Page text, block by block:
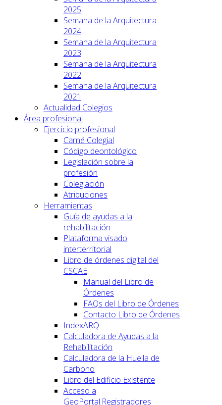
2025
Semana de la Arquitectura
2024
Semana de la Arquitectura
2023
Semana de la Arquitectura
2022
Semana de la Arquitectura
2021
Actualidad Colegios
Área profesional
Ejercicio profesional
Carné Colegial
Código deontológico
Legislación sobre la
profesión
Colegiación
Atribuciones
Herramientas
Guía de ayudas a la
rehabilitación
Plataforma visado
interterritorial
Libro de órdenes digital del
CSCAE
Manual del Libro de
Órdenes
FAQs del Libro de Órdenes
Contacto Libro de Órdenes
IndexARQ
Calculadora de Ayudas a la
Rehabilitación
Calculadora de la Huella de
Carbono
Libro del Edificio Existente
Acceso a
GeoPortal.Registradores